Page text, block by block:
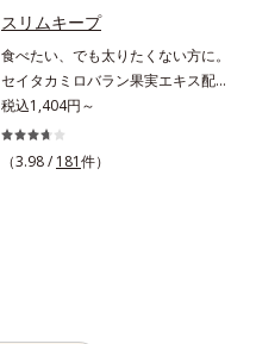
を毎朝の習慣にして、スッキリ健康
＆キレイな毎日を。
スリムキープ
食べたい、でも太りたくない方に。
セイタカミロバラン果実エキス配合
の楽しみながら続けるダイエット応
援サプリ。ダイエット中なのに食欲
を抑えきれずついつい食べ過ぎてし
税込1,404円～
（3.98 / 181件）